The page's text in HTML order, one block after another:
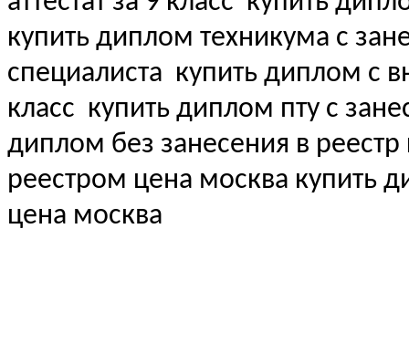
купить диплом техникума с
специалиста купить диплом с
класс купить диплом пту с
диплом без занесения в
реестром цена москва купить
цена москва